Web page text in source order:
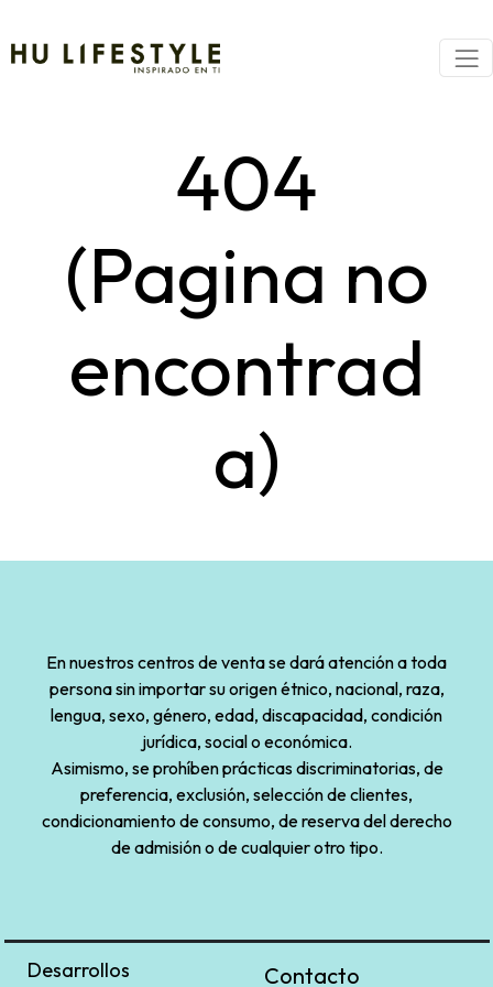
404
(Pagina no
encontrad
a)
En nuestros centros de venta se dará atención a toda
persona sin importar su origen étnico, nacional, raza,
lengua, sexo, género, edad, discapacidad, condición
jurídica, social o económica.
Asimismo, se prohíben prácticas discriminatorias, de
preferencia, exclusión, selección de clientes,
condicionamiento de consumo, de reserva del derecho
de admisión o de cualquier otro tipo.
Desarrollos Contacto